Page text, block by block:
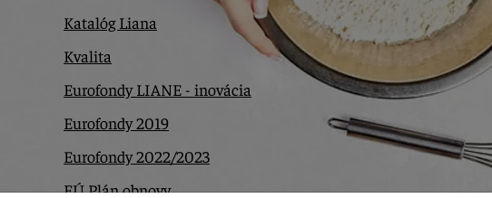
Katalóg Liana
Kvalita
Eurofondy LIANE - inovácia
Eurofondy 2019
Eurofondy 2022/2023
EÚ Plán obnovy